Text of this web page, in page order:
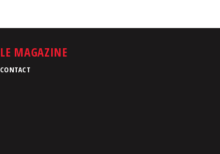
LE MAGAZINE
CONTACT